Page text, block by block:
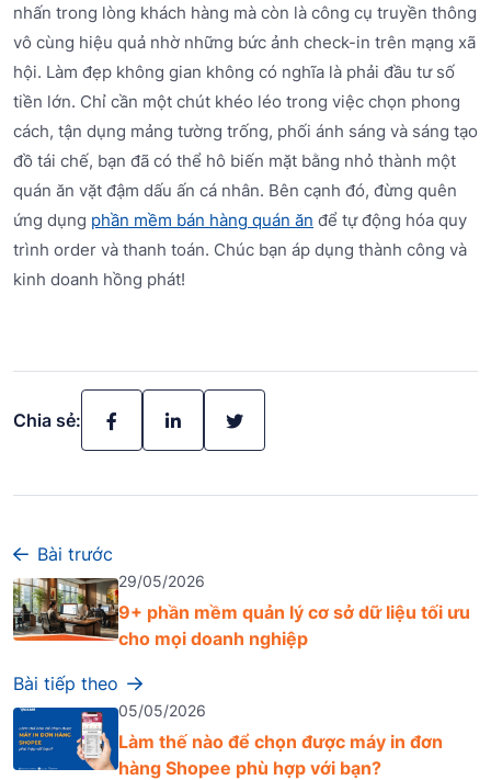
nhấn trong lòng khách hàng mà còn là công cụ truyền thông
vô cùng hiệu quả nhờ những bức ảnh check-in trên mạng xã
hội. Làm đẹp không gian không có nghĩa là phải đầu tư số
tiền lớn. Chỉ cần một chút khéo léo trong việc chọn phong
cách, tận dụng mảng tường trống, phối ánh sáng và sáng tạo
đồ tái chế, bạn đã có thể hô biến mặt bằng nhỏ thành một
quán ăn vặt đậm dấu ấn cá nhân. Bên cạnh đó, đừng quên
ứng dụng phần mềm bán hàng quán ăn để tự động hóa quy
trình order và thanh toán. Chúc bạn áp dụng thành công và
kinh doanh hồng phát!
Chia sẻ:
Bài trước
29/05/2026
9+ phần mềm quản lý cơ sở dữ liệu tối ưu
cho mọi doanh nghiệp
Bài tiếp theo
05/05/2026
Làm thế nào để chọn được máy in đơn
hàng Shopee phù hợp với bạn?